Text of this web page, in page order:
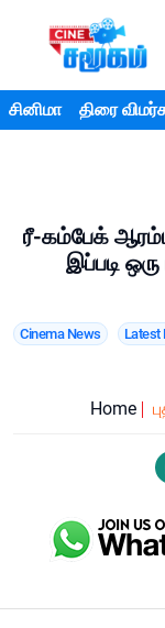
சினிமா திரை
ரீ-கம்பேக்
இப்படி
Cinema News Latest
Home